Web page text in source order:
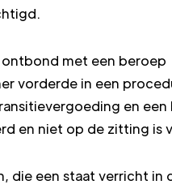
ontbond met een
vorderde in een
en een
en niet op de zitting is
die een staat verricht in